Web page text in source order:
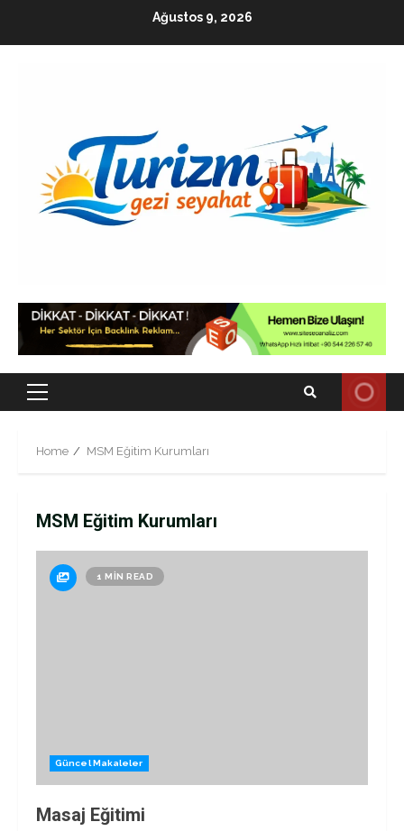
Ağustos 9, 2026
Primary
Home MSM Eğitim Kurumları
MSM Eğitim Kurumları
1 MIN READ
Güncel Makaleler
Masaj Eğitimi